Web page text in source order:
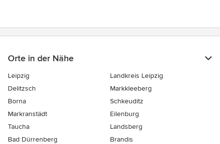
Orte in der Nähe
Leipzig
Landkreis Leipzig
Delitzsch
Markkleeberg
Borna
Schkeuditz
Markranstädt
Eilenburg
Taucha
Landsberg
Bad Dürrenberg
Brandis